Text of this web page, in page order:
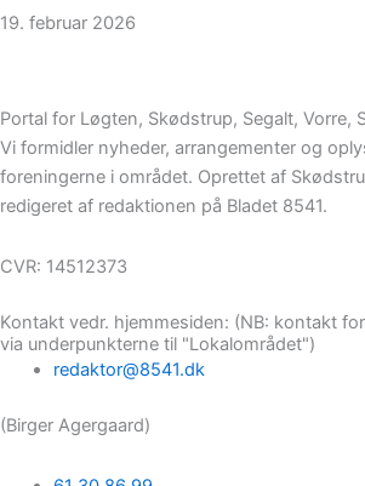
19. februar 2026
Portal for Løgten, Skødstrup, Segalt, Vorre,
Vi formidler nyheder, arrangementer og
foreningerne i området. Oprettet af
redigeret af redaktionen på Bladet 8541.
CVR: 14512373
Kontakt vedr. hjemmesiden: (NB: kontakt
via underpunkterne til "Lokalområdet")
redaktor@8541.dk
(Birger Agergaard)